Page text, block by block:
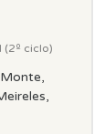
(2º ciclo)